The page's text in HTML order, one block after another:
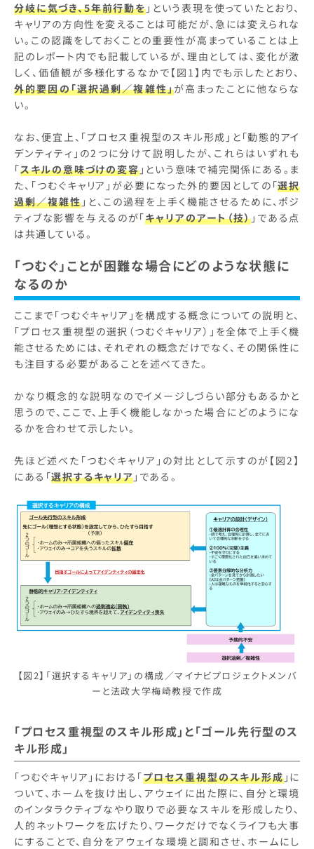
分岐に気づき、5年前行動を」という表現を使っていたとおり、
キャリアの方向性を変えることは可能だが、急には変えられな
い。この認識をしておくことの重要性が高まっていることは上
記のレポート内でも記載しているが、理由としては、変化が激
しく、価値観が多様化するなかで【図1】内でも示したとおり、
外的要因の「選択過剰／複雑性」が高まったことに他ならな
い。
なお、便宜上、「プロセス重視型のスキル形成」と「動態的アイ
デンティティ」の2つに分けて説明したが、これらはいずれも
「スキルの意味づけの変容」という意味で補完関係にある。ま
た、「つむぐキャリア」が必要になった外的要因としての「選択
過剰／複雑性」と、この過程を上手く機能させるために、ポジ
ティブな影響を与えるのが「キャリアのアート（技）」である点
は共通している。
「つむぐ」ことが困難な場合にどのような状態に
なるのか
ここまで「つむぐキャリア」を構成する概念についての説明と、
「プロセス重視型の選択（つむぐキャリア）」を全体で上手く機
能させるためには、それぞれの概念だけでなく、その関係性に
も注目する必要があることを述べてきた。
かなり概念的な説明なのでイメージしづらい部分もあるかと
思うので、ここで、上手く機能しなかった場合にどのようにな
るかを合わせて示したい。
先ほど述べた「つむぐキャリア」の対比として示すのが【図2】
にある「選択するキャリア」である。
【図2】「選択するキャリア」の構成／マイナビプロジェクトメンバ
ーと法政大学梅崎教授で作成
「プロセス重視型のスキル形成」と「ゴール先行型のス
キル形成」
「つむぐキャリア」における「プロセス重視型のスキル形成」に
ついて、ホームを抜け出し、アウェイに出た際に、自分と環境
のインタラクティブなやり取りで必要なスキルを形成したり、
人的ネットワークを広げたり、ワークだけでなくライフも大事
にすることで、自分をアウェイな環境と調和させ、ホームにし